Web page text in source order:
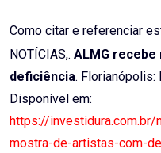
Como citar e referenciar
NOTÍCIAS,. ALMG
deficiência. Florianópolis:
Disponível em:
https://
mostra-de-artistas-com-